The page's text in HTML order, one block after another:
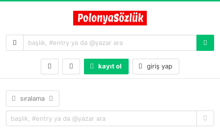
kayıt ol giriş yap
sıralama